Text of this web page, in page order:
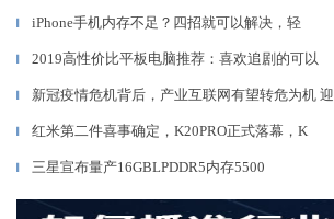
▎ iPhone手机内存不足？四招就可以解决，轻
▎ 2019高性价比平板电脑推荐：喜欢追剧的可以
▎ 新冠疫情危机背后，产业互联网有望转危为机 迎
▎ 红米第二件喜事确定，K20PRO正式落幕，K
▎ 三星宣布量产16GBLPDDR5内存5500